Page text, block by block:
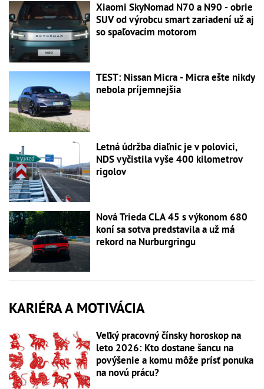
Xiaomi SkyNomad N70 a N90 - obrie
SUV od výrobcu smart zariadení už aj
so spaľovacím motorom
TEST: Nissan Micra - Micra ešte nikdy
nebola príjemnejšia
Letná údržba diaľnic je v polovici,
NDS vyčistila vyše 400 kilometrov
rigolov
Nová Trieda CLA 45 s výkonom 680
koní sa sotva predstavila a už má
rekord na Nurburgringu
KARIÉRA A MOTIVÁCIA
Veľký pracovný čínsky horoskop na
leto 2026: Kto dostane šancu na
povýšenie a komu môže prísť ponuka
na novú prácu?